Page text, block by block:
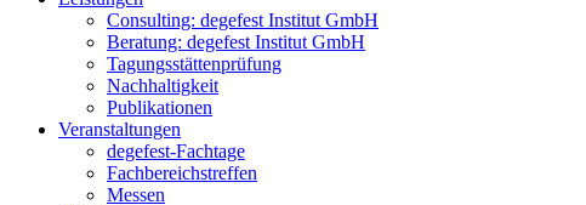
Consulting: degefest Institut GmbH
Beratung: degefest Institut GmbH
Tagungsstättenprüfung
Nachhaltigkeit
Publikationen
Veranstaltungen
degefest-Fachtage
Fachbereichstreffen
Messen